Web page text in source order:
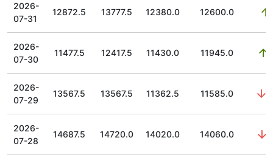
2026-
07-31
12872.5 13777.5 12380.0 12600.0
2026-
07-30
11477.5 12417.5 11430.0 11945.0
2026-
07-29
13567.5 13567.5 11362.5 11585.0
2026-
07-28
14687.5 14720.0 14020.0 14060.0